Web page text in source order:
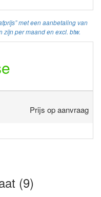
met een aanbetaling van
zijn per maand en excl. btw.
Prijs op aanvraag
(9)